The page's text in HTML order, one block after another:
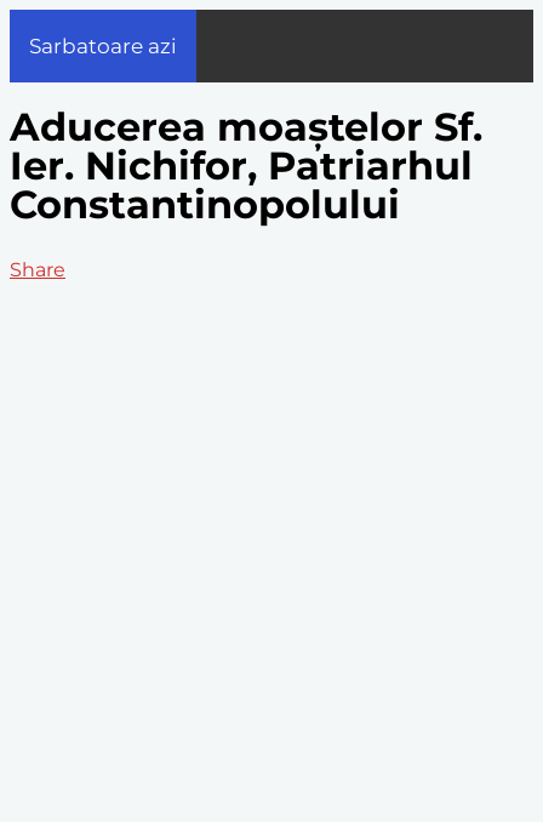
Sarbatoare azi
Aducerea moaștelor Sf.
Ier. Nichifor, Patriarhul
Constantinopolului
Share